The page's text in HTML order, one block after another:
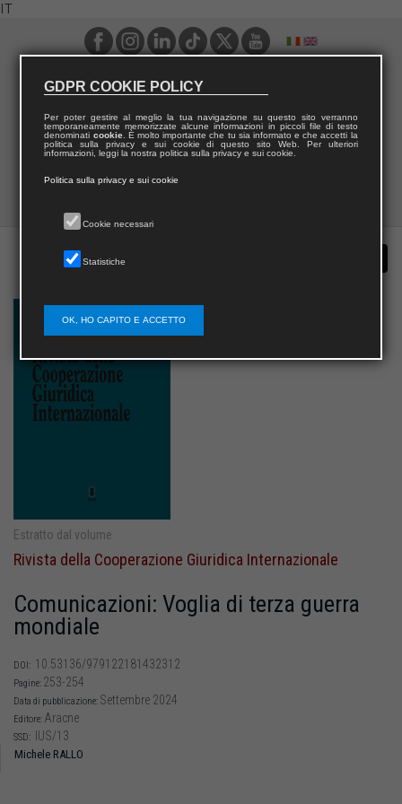
IT
Estratto dal volume
Rivista della Cooperazione Giuridica Internazionale
Comunicazioni: Voglia di terza guerra
mondiale
DOI: 10.53136/979122181432312
Pagine: 253-254
Data di pubblicazione: Settembre 2024
Editore: Aracne
SSD: IUS/13
Michele RALLO
GDPR COOKIE POLICY
Per poter gestire al meglio la tua navigazione su questo sito verranno
temporaneamente memorizzate alcune informazioni in piccoli file di testo
denominati cookie. È molto importante che tu sia informato e che accetti la
politica sulla privacy e sui cookie di questo sito Web. Per ulteriori
informazioni, leggi la nostra politica sulla privacy e sui cookie.
Politica sulla privacy e sui cookie
Cookie necessari
Statistiche
OK, HO CAPITO E ACCETTO